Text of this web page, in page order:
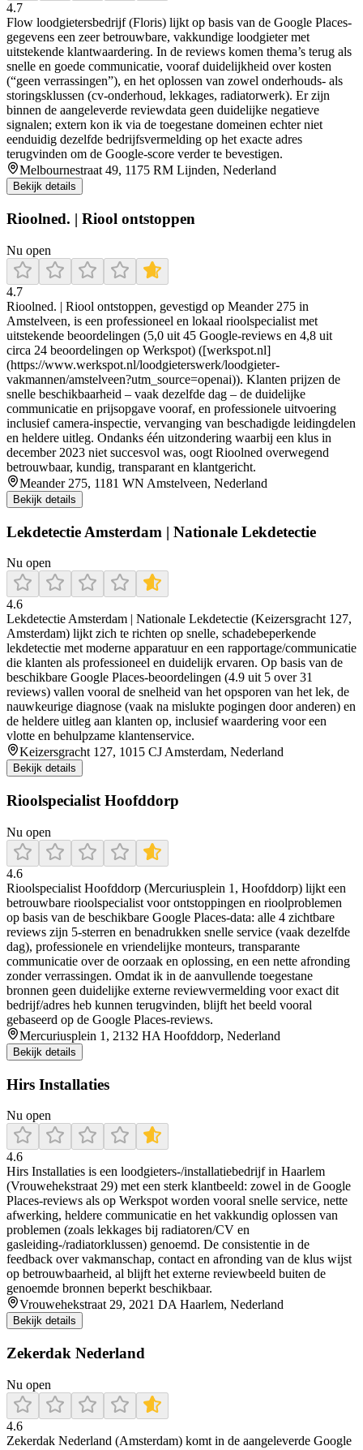
4.7
Flow loodgietersbedrijf (Floris) lijkt op basis van de Google Places-
gegevens een zeer betrouwbare, vakkundige loodgieter met
uitstekende klantwaardering. In de reviews komen thema’s terug als
snelle en goede communicatie, vooraf duidelijkheid over kosten
(“geen verrassingen”), en het oplossen van zowel onderhouds- als
storingsklussen (cv-onderhoud, lekkages, radiatorwerk). Er zijn
binnen de aangeleverde reviewdata geen duidelijke negatieve
signalen; extern kon ik via de toegestane domeinen echter niet
eenduidig dezelfde bedrijfsvermelding op het exacte adres
terugvinden om de Google-score verder te bevestigen.
Melbournestraat 49, 1175 RM Lijnden, Nederland
Bekijk details
Rioolned. | Riool ontstoppen
Nu open
4.7
Rioolned. | Riool ontstoppen, gevestigd op Meander 275 in
Amstelveen, is een professioneel en lokaal rioolspecialist met
uitstekende beoordelingen (5,0 uit 45 Google-reviews en 4,8 uit
circa 24 beoordelingen op Werkspot) ([werkspot.nl]
(https://www.werkspot.nl/loodgieterswerk/loodgieter-
vakmannen/amstelveen?utm_source=openai)). Klanten prijzen de
snelle beschikbaarheid – vaak dezelfde dag – de duidelijke
communicatie en prijsopgave vooraf, en professionele uitvoering
inclusief camera-inspectie, vervanging van beschadigde leidingdelen
en heldere uitleg. Ondanks één uitzondering waarbij een klus in
december 2023 niet succesvol was, oogt Rioolned overwegend
betrouwbaar, kundig, transparant en klantgericht.
Meander 275, 1181 WN Amstelveen, Nederland
Bekijk details
Lekdetectie Amsterdam | Nationale Lekdetectie
Nu open
4.6
Lekdetectie Amsterdam | Nationale Lekdetectie (Keizersgracht 127,
Amsterdam) lijkt zich te richten op snelle, schadebeperkende
lekdetectie met moderne apparatuur en een rapportage/communicatie
die klanten als professioneel en duidelijk ervaren. Op basis van de
beschikbare Google Places-beoordelingen (4.9 uit 5 over 31
reviews) vallen vooral de snelheid van het opsporen van het lek, de
nauwkeurige diagnose (vaak na mislukte pogingen door anderen) en
de heldere uitleg aan klanten op, inclusief waardering voor een
vlotte en behulpzame klantenservice.
Keizersgracht 127, 1015 CJ Amsterdam, Nederland
Bekijk details
Rioolspecialist Hoofddorp
Nu open
4.6
Rioolspecialist Hoofddorp (Mercuriusplein 1, Hoofddorp) lijkt een
betrouwbare rioolspecialist voor ontstoppingen en rioolproblemen
op basis van de beschikbare Google Places-data: alle 4 zichtbare
reviews zijn 5-sterren en benadrukken snelle service (vaak dezelfde
dag), professionele en vriendelijke monteurs, transparante
communicatie over de oorzaak en oplossing, en een nette afronding
zonder verrassingen. Omdat ik in de aanvullende toegestane
bronnen geen duidelijke externe reviewvermelding voor exact dit
bedrijf/adres heb kunnen terugvinden, blijft het beeld vooral
gebaseerd op de Google Places-reviews.
Mercuriusplein 1, 2132 HA Hoofddorp, Nederland
Bekijk details
Hirs Installaties
Nu open
4.6
Hirs Installaties is een loodgieters-/installatiebedrijf in Haarlem
(Vrouwehekstraat 29) met een sterk klantbeeld: zowel in de Google
Places-reviews als op Werkspot worden vooral snelle service, nette
afwerking, heldere communicatie en het vakkundig oplossen van
problemen (zoals lekkages bij radiatoren/CV en
gasleiding-/radiatorklussen) genoemd. De consistentie in de
feedback over vakmanschap, contact en afronding van de klus wijst
op betrouwbaarheid, al blijft het externe reviewbeeld buiten de
genoemde bronnen beperkt beschikbaar.
Vrouwehekstraat 29, 2021 DA Haarlem, Nederland
Bekijk details
Zekerdak Nederland
Nu open
4.6
Zekerdak Nederland (Amsterdam) komt in de aangeleverde Google